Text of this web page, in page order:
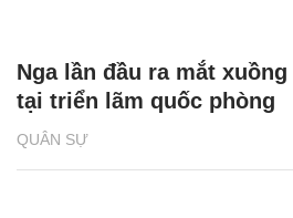
QUÂN SỰ
Nga lần đầu ra mắt
tại triển lãm quốc phòng